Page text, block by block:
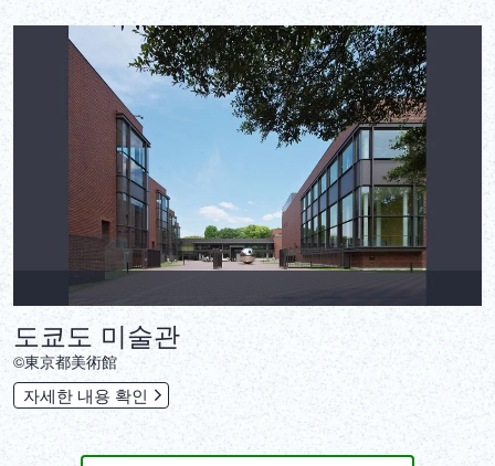
도쿄도 미술관
‎©東京都美術館
자세한 내용 확인